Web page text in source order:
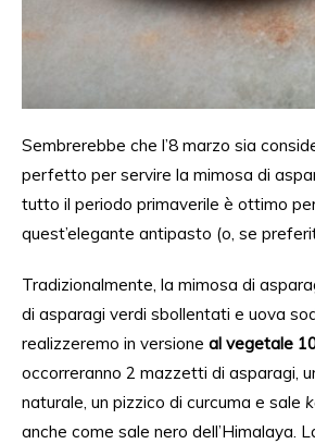
Sembrerebbe che l’8 marzo sia
perfetto per servire la mimosa di
tutto il periodo primaverile è ottimo
quest’elegante antipasto (o, se
Tradizionalmente, la mimosa di
di asparagi verdi sbollentati e uova
realizzeremo in versione al vegetale
occorreranno 2 mazzetti di asparagi,
naturale, un pizzico di curcuma e sale
anche come sale nero dell’Himalaya.